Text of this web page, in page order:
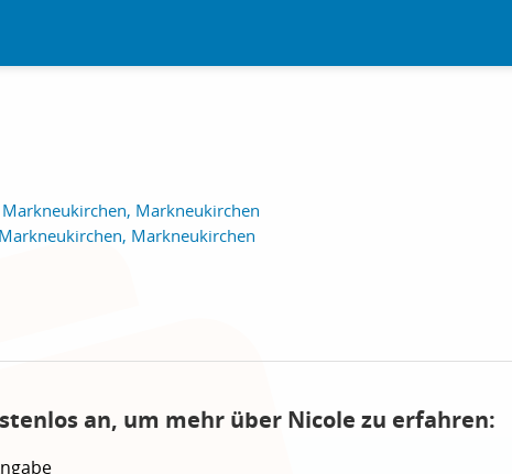
Markneukirchen
Markneukirchen
an, um mehr über Nicole zu erfahren: